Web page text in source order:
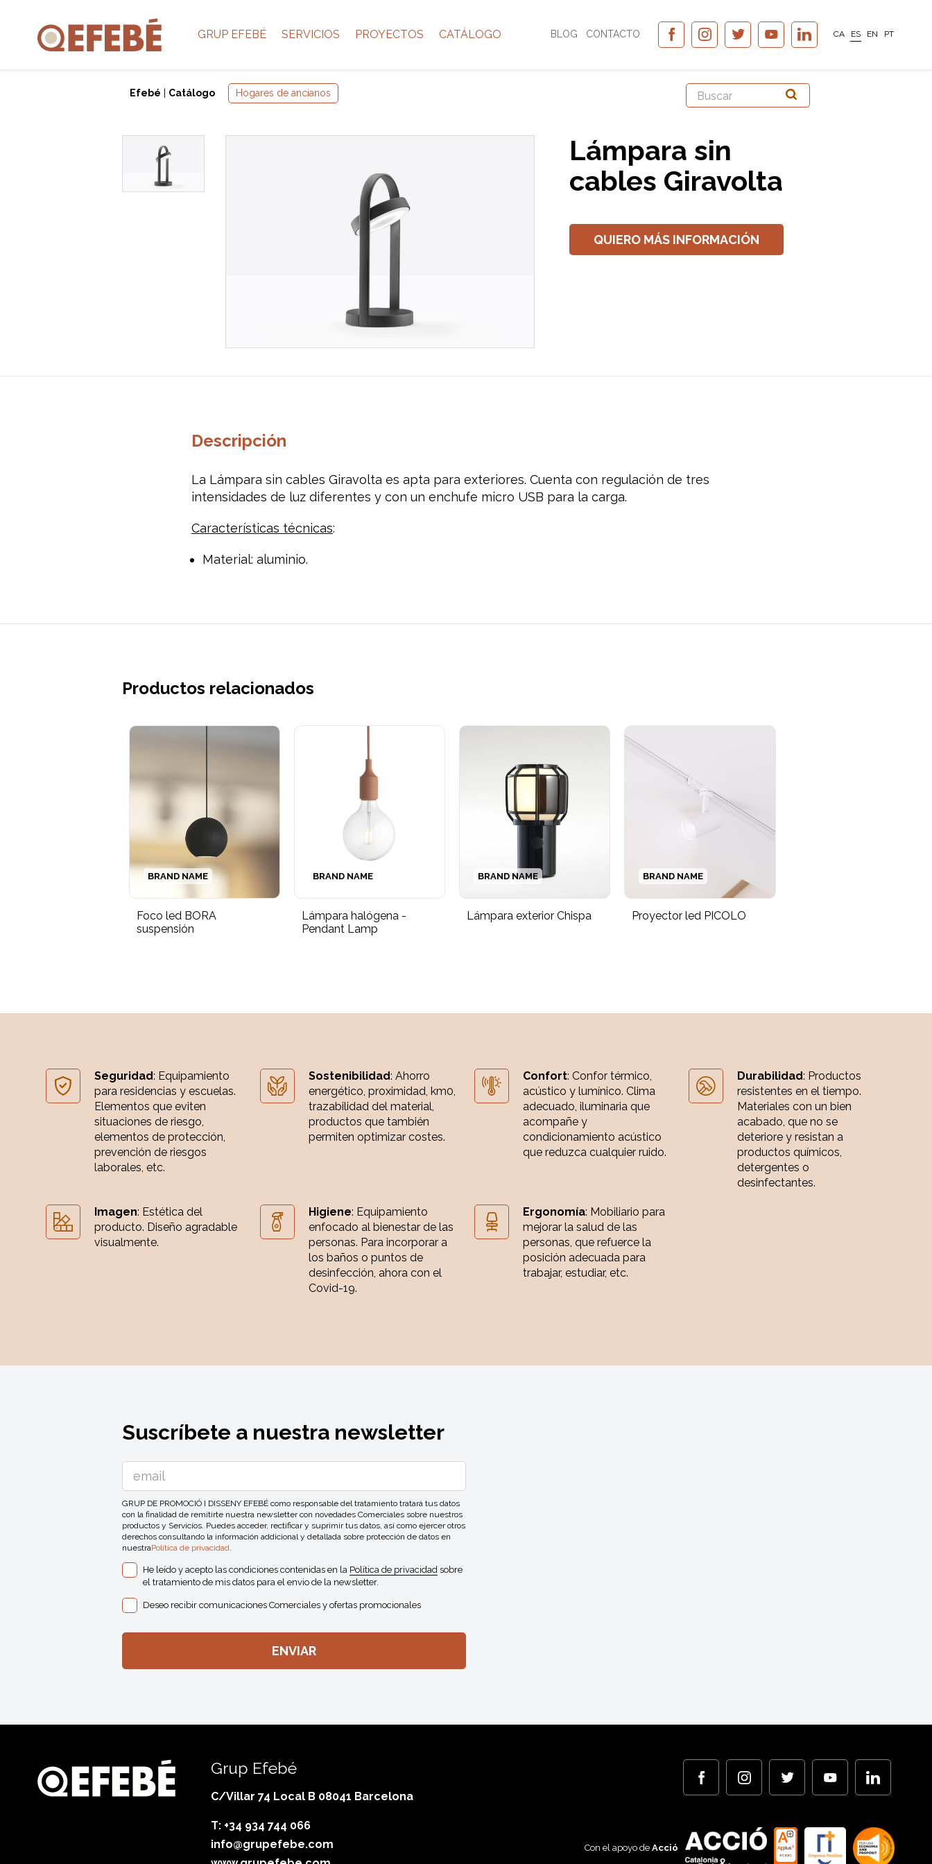
GRUP EFEBÉ SERVICIOS PROYECTOS CATÁLOGO BLOG CONTACTO CA ES EN PT
Efebé Catálogo Hogares de ancianos
Lámpara sin
cables Giravolta
QUIERO MÁS INFORMACIÓN
Descripción
La Lámpara sin cables Giravolta es apta para exteriores. Cuenta con regulación de tres
intensidades de luz diferentes y con un enchufe micro USB para la carga.
Características técnicas:
Material: aluminio.
Productos relacionados
Foco led BORA
suspensión
BRAND NAME
Lámpara halógena -
Pendant Lamp
BRAND NAME
Lámpara exterior Chispa
BRAND NAME
Proyector led PICOLO
BRAND NAME
Seguridad: Equipamiento
para residencias y escuelas.
Elementos que eviten
situaciones de riesgo,
elementos de protección,
prevención de riesgos
laborales, etc.
Sostenibilidad: Ahorro
energético, proximidad, km0,
trazabilidad del material,
productos que también
permiten optimizar costes.
Confort: Confor térmico,
acústico y lumínico. Clima
adecuado, iluminaria que
acompañe y
condicionamiento acústico
que reduzca cualquier ruido.
Durabilidad: Productos
resistentes en el tiempo.
Materiales con un bien
acabado, que no se
deteriore y resistan a
productos químicos,
detergentes o
desinfectantes.
Imagen: Estética del
producto. Diseño agradable
visualmente.
Higiene: Equipamiento
enfocado al bienestar de las
personas. Para incorporar a
los baños o puntos de
desinfección, ahora con el
Covid-19.
Ergonomía: Mobiliario para
mejorar la salud de las
personas, que refuerce la
posición adecuada para
trabajar, estudiar, etc.
Suscríbete a nuestra newsletter
GRUP DE PROMOCIÓ I DISSENY EFEBÉ como responsable del tratamiento tratará tus datos
con la finalidad de remitirte nuestra newsletter con novedades Comerciales sobre nuestros
productos y Servicios. Puedes acceder, rectificar y suprimir tus datos, así como ejercer otros
derechos consultando la información addicional y detallada sobre protección de datos en
nuestraPolítica de privacidad.
He leído y acepto las condiciones contenidas en la Política de privacidadsobre
el tratamiento de mis datos para el envio de la newsletter.
Deseo recibir comunicaciones Comerciales y ofertas promocionales
Grup Efebé
C/Villar 74 Local B 08041 Barcelona
T: +34 934 744 066
info@grupefebe.com
Con el apoyo deAcció